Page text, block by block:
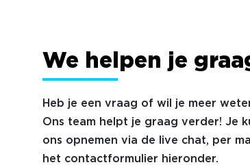
We helpen je
Heb je een vraag of wil je meer
Ons team helpt je graag verder! Je
ons opnemen via de live chat, per
het contactformulier hieronder.